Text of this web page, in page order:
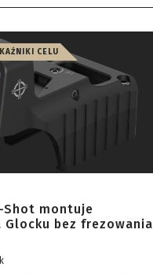
CELU
Shot montuje
bez frezowania